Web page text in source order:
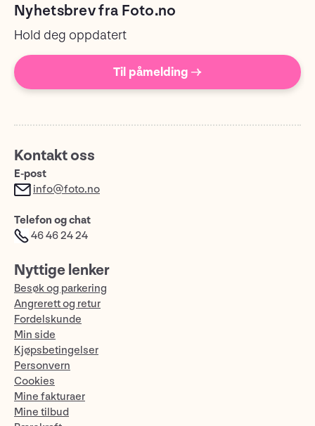
Nyhetsbrev fra Foto.no
Hold deg oppdatert
Til påmelding →
Kontakt oss
E-post
info@foto.no
Telefon og chat
46 46 24 24
Nyttige lenker
Besøk og parkering
Angrerett og retur
Fordelskunde
Min side
Kjøpsbetingelser
Personvern
Cookies
Mine fakturaer
Mine tilbud